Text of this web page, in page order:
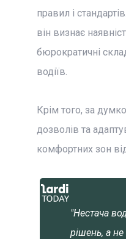
правил і
він визнає
бюрократичні
водіїв.
Крім того, за
дозволів та
комфортних зон
"Нестача
рішень, а